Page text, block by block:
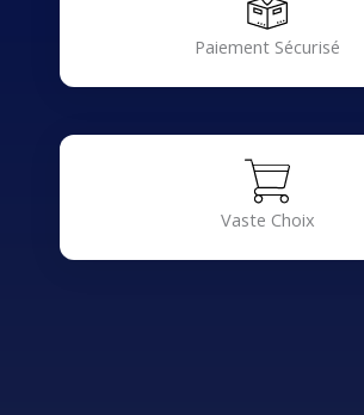
Paiement Sécurisé
Vaste Choix